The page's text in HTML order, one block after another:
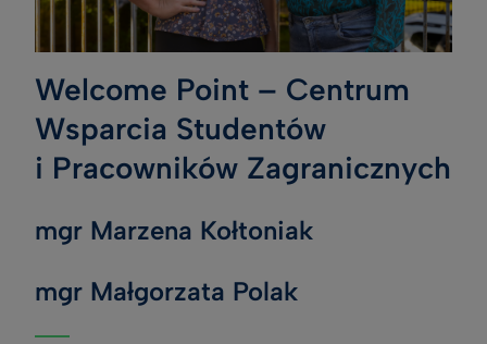
Welcome Point – Centrum
Wsparcia Studentów
i Pracowników Zagranicznych
mgr Marzena Kołtoniak
mgr Małgorzata Polak